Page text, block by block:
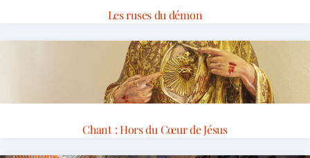
Les ruses du démon
Chant : Hors du Cœur de Jésus